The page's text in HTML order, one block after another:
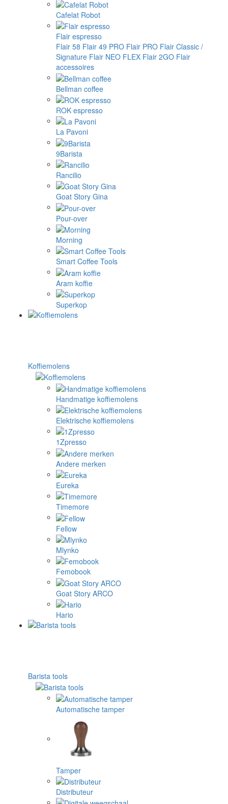
Cafelat Robot
Flair espresso
Flair 58 Flair 49 PRO Flair PRO Flair Classic /
Signature Flair NEO FLEX Flair 2GO Flair
accessoires
Bellman coffee
ROK espresso
La Pavoni
9Barista
Rancilio
Goat Story Gina
Pour-over
Morning
Smart Coffee Tools
Aram koffie
Superkop
Koffiemolens
Handmatige koffiemolens
Elektrische koffiemolens
1Zpresso
Andere merken
Eureka
Timemore
Fellow
Mlynko
Femobook
Goat Story ARCO
Hario
Barista tools
Automatische tamper
Tamper
Distributeur